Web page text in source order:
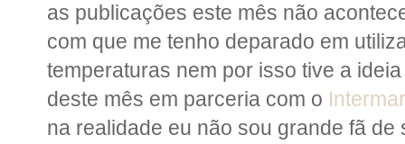
as publicações este mês não
com que me tenho deparado em
temperaturas nem por isso tive a
deste mês em parceria com o
na realidade eu não sou grande fã